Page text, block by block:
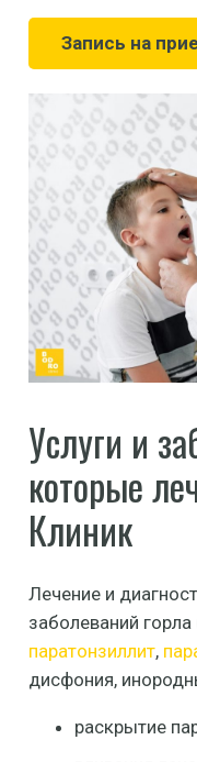
Запись на
Услуги и
которые
Клиник
Лечение и
заболеваний горла
паратонзиллит,
дисфония,
раскрытие